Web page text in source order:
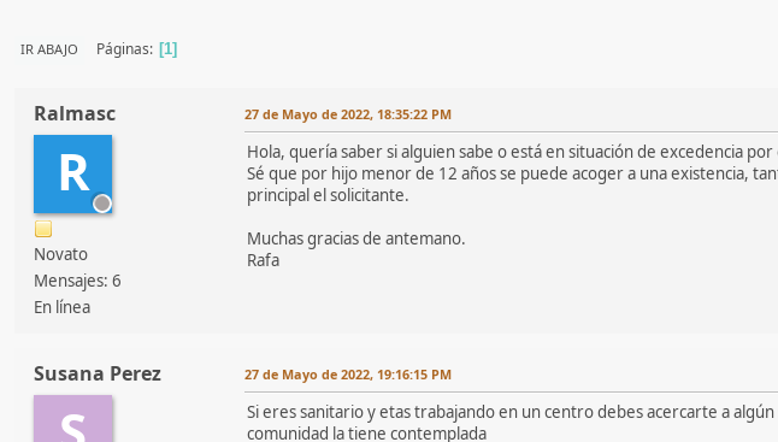
IR ABAJO Páginas 1
Ralmasc
R
Novato
Mensajes: 6
En línea
27 de Mayo de 2022, 18:35:22 PM
Hola, quería saber si alguien sabe o está en situación de excedencia
Sé que por hijo menor de 12 años se puede acoger a una existencia,
principal el solicitante.
Muchas gracias de antemano.
Rafa
Susana Perez 27 de Mayo de 2022, 19:16:15 PM
Si eres sanitario y etas trabajando en un centro debes acercarte a
comunidad la tiene contemplada